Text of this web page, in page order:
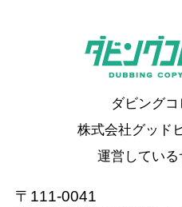
ダビング
株式会社グッド
運営している
〒111-0041